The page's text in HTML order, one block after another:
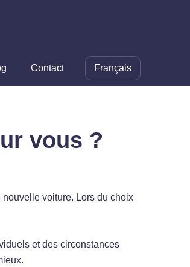
Contact Français
vous ?
nouvelle voiture. Lors du choix
et des circonstances